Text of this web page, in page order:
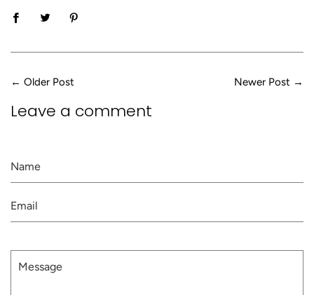
← Older Post Newer Post →
Leave a comment
Name
Email